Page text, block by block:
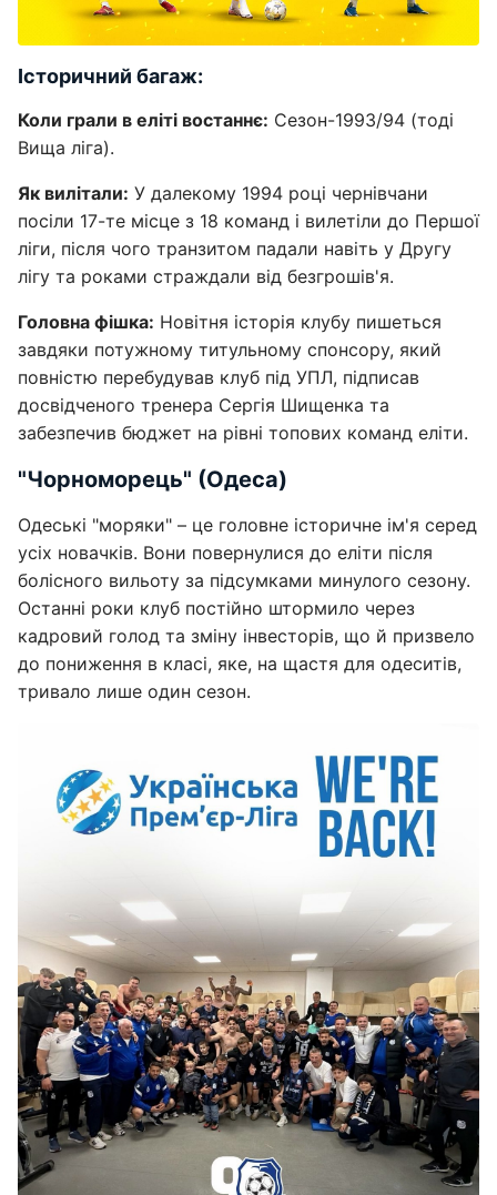
Історичний багаж:
Коли грали в еліті востаннє: Сезон-1993/94 (тоді
Вища ліга).
Як вилітали: У далекому 1994 році чернівчани
посіли 17-те місце з 18 команд і вилетіли до Першої
ліги, після чого транзитом падали навіть у Другу
лігу та роками страждали від безгрошів'я.
Головна фішка: Новітня історія клубу пишеться
завдяки потужному титульному спонсору, який
повністю перебудував клуб під УПЛ, підписав
досвідченого тренера Сергія Шищенка та
забезпечив бюджет на рівні топових команд еліти.
"Чорноморець" (Одеса)
Одеські "моряки" – це головне історичне ім'я серед
усіх новачків. Вони повернулися до еліти після
болісного вильоту за підсумками минулого сезону.
Останні роки клуб постійно штормило через
кадровий голод та зміну інвесторів, що й призвело
до пониження в класі, яке, на щастя для одеситів,
тривало лише один сезон.